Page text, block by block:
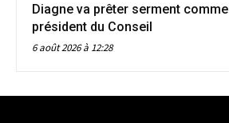
Diagne va prêter serment comme
président du Conseil
6 août 2026 à 12:28